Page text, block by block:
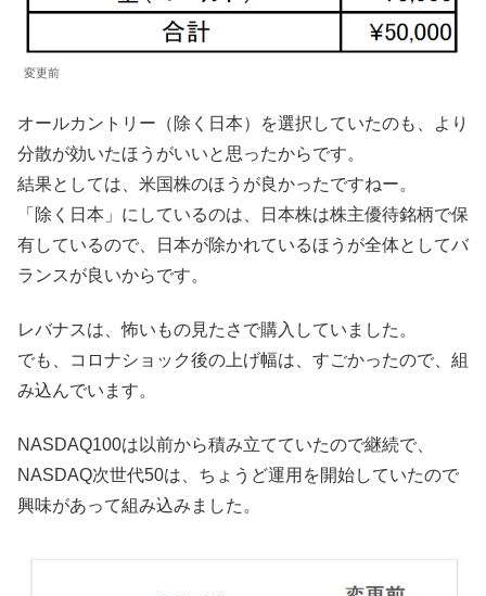
変更前
オールカントリー（除く日本）を選択していたのも、より
分散が効いたほうがいいと思ったからです。
結果としては、米国株のほうが良かったですねー。
「除く日本」にしているのは、日本株は株主優待銘柄で保
有しているので、日本が除かれているほうが全体としてバ
ランスが良いからです。
レバナスは、怖いもの見たさで購入していました。
でも、コロナショック後の上げ幅は、すごかったので、組
み込んでいます。
NASDAQ100は以前から積み立てていたので継続で、
NASDAQ次世代50は、ちょうど運用を開始していたので
興味があって組み込みました。